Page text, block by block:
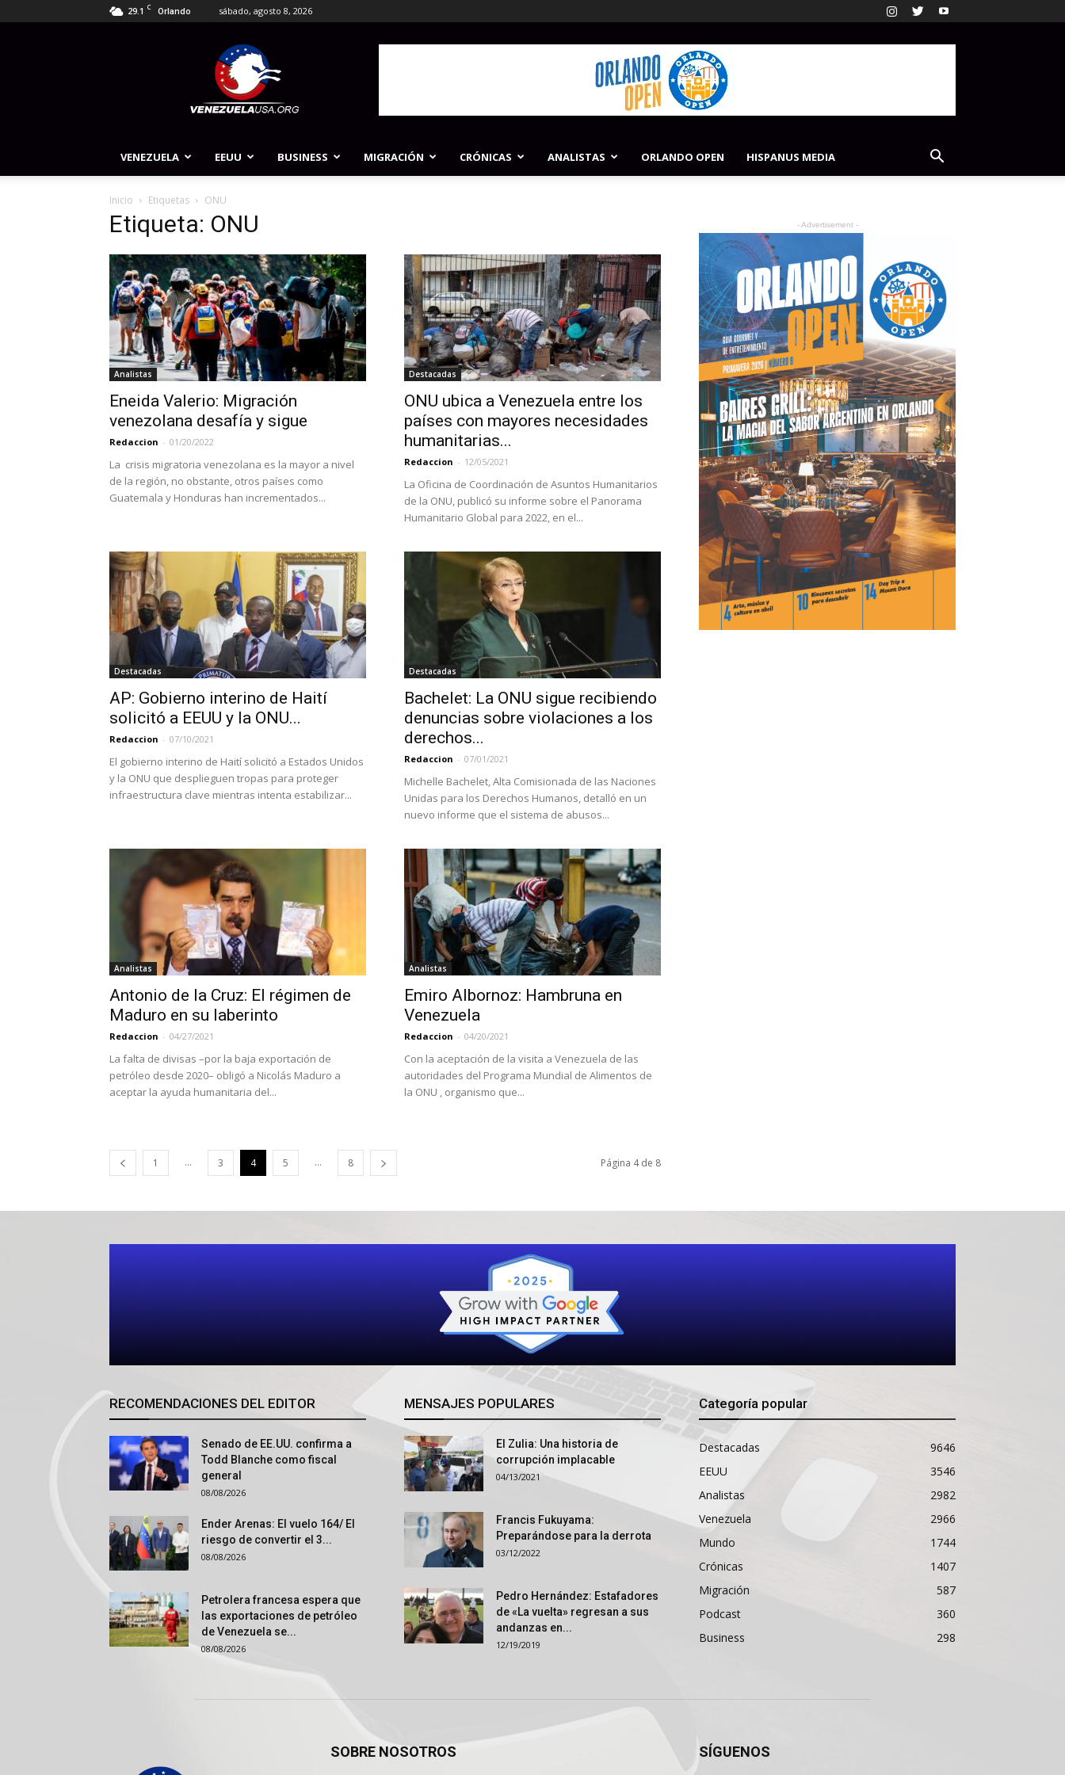
29.1 C Orlando sábado, agosto 8, 2026
Venezuela
USA
VENEZUELA EEUU BUSINESS MIGRACIÓN CRÓNICAS ANALISTAS ORLANDO OPEN HISPANUS MEDIA
Inicio Etiquetas ONU
Etiqueta: ONU
Analistas
Eneida Valerio: Migración
venezolana desafía y sigue
Redaccion - 01/20/2022
La crisis migratoria venezolana es la mayor a nivel
de la región, no obstante, otros países como
Guatemala y Honduras han incrementados...
Destacadas
ONU ubica a Venezuela entre los
países con mayores necesidades
humanitarias...
Redaccion - 12/05/2021
La Oficina de Coordinación de Asuntos Humanitarios
de la ONU, publicó su informe sobre el Panorama
Humanitario Global para 2022, en el...
Destacadas
AP: Gobierno interino de Haití
solicitó a EEUU y la ONU...
Redaccion - 07/10/2021
El gobierno interino de Haití solicitó a Estados Unidos
y la ONU que desplieguen tropas para proteger
infraestructura clave mientras intenta estabilizar...
Destacadas
Bachelet: La ONU sigue recibiendo
denuncias sobre violaciones a los
derechos...
Redaccion - 07/01/2021
Michelle Bachelet, Alta Comisionada de las Naciones
Unidas para los Derechos Humanos, detalló en un
nuevo informe que el sistema de abusos...
Analistas
Antonio de la Cruz: El régimen de
Maduro en su laberinto
Redaccion - 04/27/2021
La falta de divisas –por la baja exportación de
petróleo desde 2020– obligó a Nicolás Maduro a
aceptar la ayuda humanitaria del...
Analistas
Emiro Albornoz: Hambruna en
Venezuela
Redaccion - 04/20/2021
Con la aceptación de la visita a Venezuela de las
autoridades del Programa Mundial de Alimentos de
la ONU , organismo que...
1 ... 3 4 5 ... 8 Página 4 de 8
- Advertisement -
RECOMENDACIONES DEL EDITOR
Senado de EE.UU. confirma a
Todd Blanche como fiscal
general
08/08/2026
Ender Arenas: El vuelo 164/ El
riesgo de convertir el 3...
08/08/2026
Petrolera francesa espera que
las exportaciones de petróleo
de Venezuela se...
08/08/2026
MENSAJES POPULARES
El Zulia: Una historia de
corrupción implacable
04/13/2021
Francis Fukuyama:
Preparándose para la derrota
03/12/2022
Pedro Hernández: Estafadores
de «La vuelta» regresan a sus
andanzas en...
12/19/2019
Categoría popular
Destacadas
9646
EEUU
3546
Analistas
2982
Venezuela
2966
Mundo
1744
Crónicas
1407
Migración
587
Podcast
360
Business
298
SOBRE NOSOTROS SÍGUENOS